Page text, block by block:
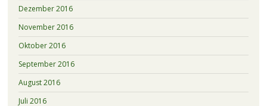
Dezember 2016
November 2016
Oktober 2016
September 2016
August 2016
Juli 2016